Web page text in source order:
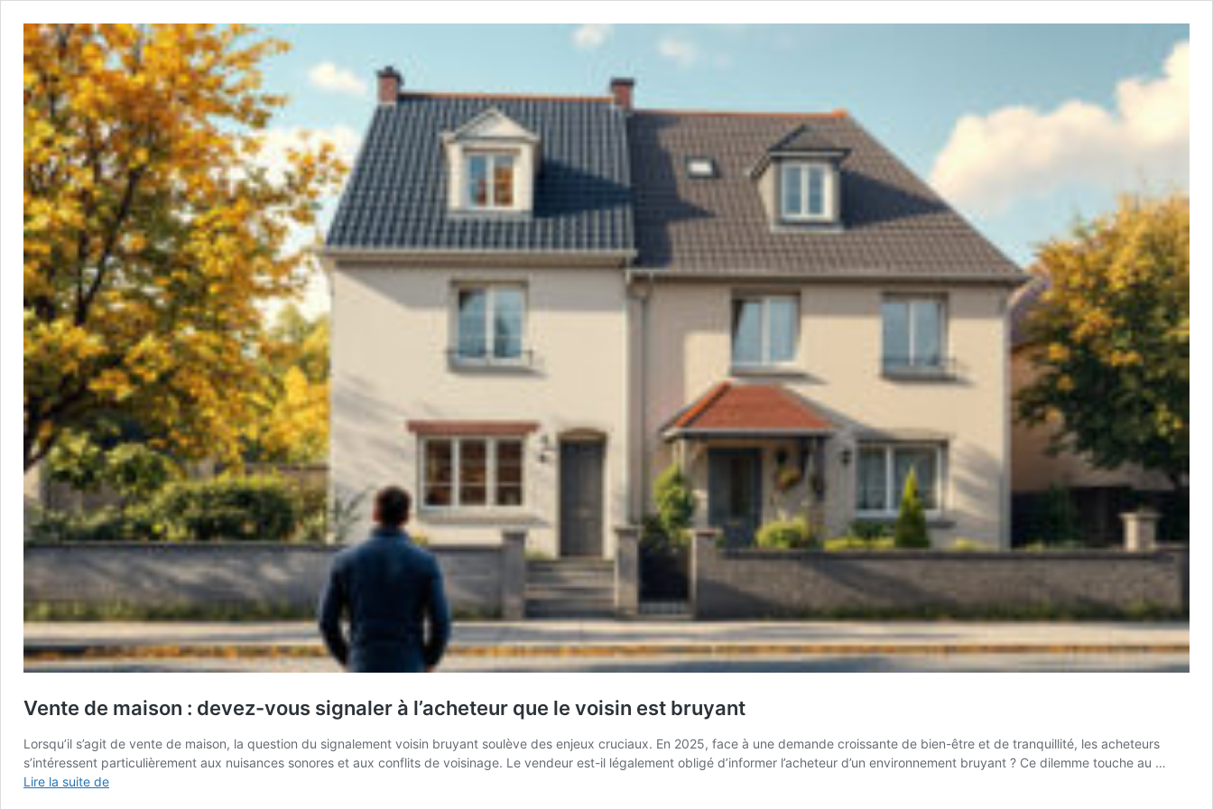
Vente de maison : devez-vous signaler à l’acheteur que le voisin est bruyant
Lorsqu’il s’agit de vente de maison, la question du signalement voisin bruyant soulève des enjeux cruciaux. En 2025, face à une demande croissante de bien-être et de tranquillité, les acheteurs
s’intéressent particulièrement aux nuisances sonores et aux conflits de voisinage. Le vendeur est-il légalement obligé d’informer l’acheteur d’un environnement bruyant ? Ce dilemme touche au …
Lire la suite deVente